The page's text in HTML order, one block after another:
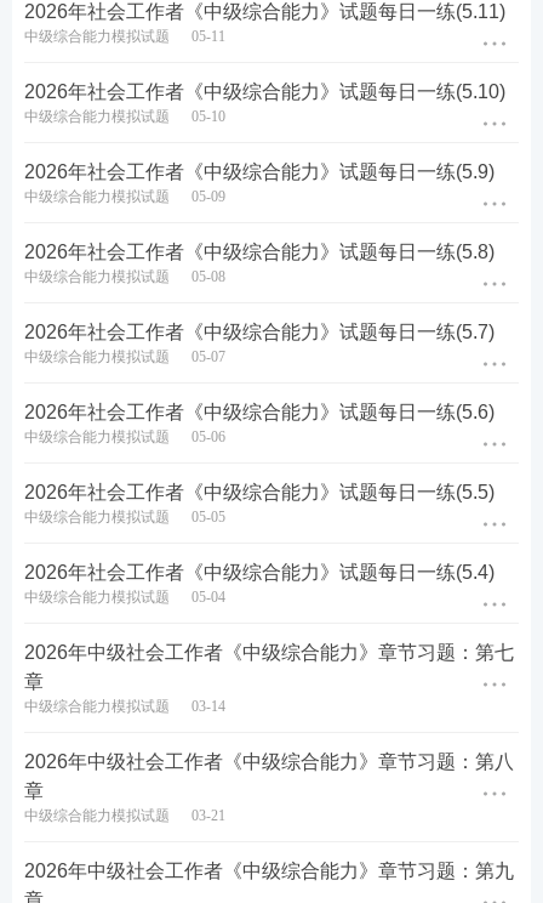
估分预约已经开启，提前预约，社会工作者真题更新
后及时通知。
👇👇进入>>2026年社会工作者真题估分👇👇
加入我们的微信群，群内每日分享备考资料、考试资
相关推荐：
社工备考提分神器，AI 默记卡破解遗忘难题
60s速记挑战，社工考试死磕这几十个考点！
2026年社会工作者《中级综合能力》试题每日一练(5.11)
中级综合能力模拟试题 05-11
2026年社会工作者《中级综合能力》试题每日一练(5.10)
中级综合能力模拟试题 05-10
2026年社会工作者《中级综合能力》试题每日一练(5.9)
中级综合能力模拟试题 05-09
2026年社会工作者《中级综合能力》试题每日一练(5.8)
中级综合能力模拟试题 05-08
2026年社会工作者《中级综合能力》试题每日一练(5.7)
中级综合能力模拟试题 05-07
2026年社会工作者《中级综合能力》试题每日一练(5.6)
中级综合能力模拟试题 05-06
2026年社会工作者《中级综合能力》试题每日一练(5.5)
中级综合能力模拟试题 05-05
2026年社会工作者《中级综合能力》试题每日一练(5.4)
中级综合能力模拟试题 05-04
2026年中级社会工作者《中级综合能力》章节习题：第七
章
中级综合能力模拟试题 03-14
2026年中级社会工作者《中级综合能力》章节习题：第八
章
中级综合能力模拟试题 03-21
2026年中级社会工作者《中级综合能力》章节习题：第九